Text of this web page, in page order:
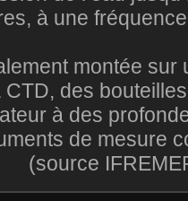
à une
montée sur
des
à des
de mesure
(source